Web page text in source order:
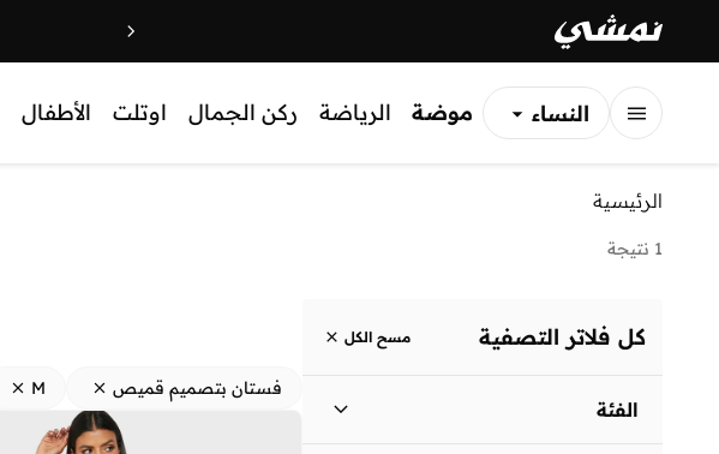
النساء
موضة الرياضة ركن الجمال اوتلت الأطفال
الرئيسية
1 نتيجة
كل فلاتر التصفية مسح الكل
الفئة
فستان بتصميم قميص M